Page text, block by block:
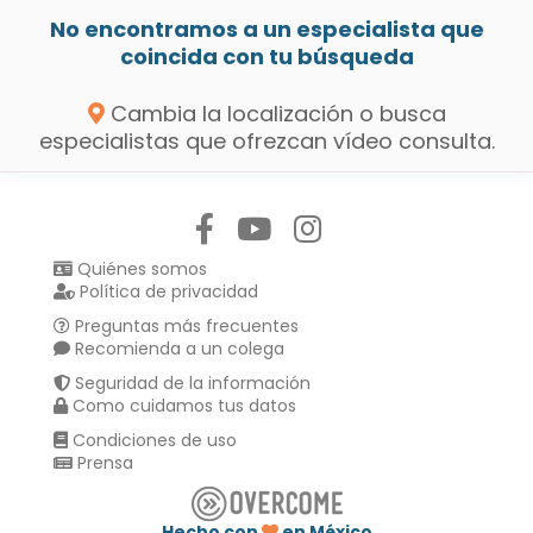
No encontramos a un especialista que
coincida con tu búsqueda
Cambia la localización o busca
especialistas que ofrezcan vídeo consulta.
Quiénes somos
Política de privacidad
Preguntas más frecuentes
Recomienda a un colega
Seguridad de la información
Como cuidamos tus datos
Condiciones de uso
Prensa